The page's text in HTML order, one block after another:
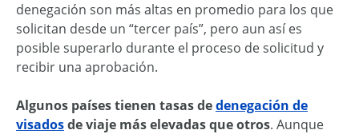
denegación son más altas en promedio para los que
solicitan desde un “tercer país”, pero aun así es
posible superarlo durante el proceso de solicitud y
recibir una aprobación.
Algunos países tienen tasas dedenegación de
visadosde viaje más elevadas que otros. Aunque